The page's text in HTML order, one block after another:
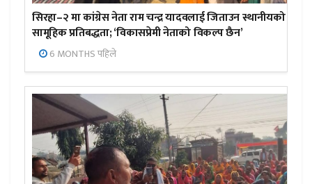
सिरहा–२ मा कांग्रेस नेता राम चन्द्र यादवलाई जिताउन स्थानीयको
सामूहिक प्रतिबद्धता; ‘विकासप्रेमी नेताको विकल्प छैन’
6 MONTHS पहिले